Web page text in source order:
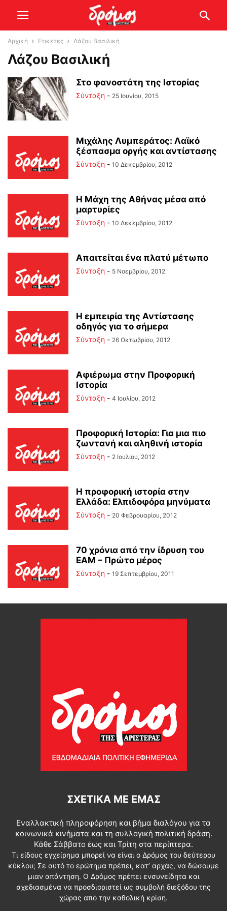
Αρχική Ετικέτες Λάζου Βασιλική
Λάζου Βασιλική
Στο φανοστάτη της Ιστορίας
Σύνταξη - 25 Ιουνίου, 2015
Μιχάλης Λυμπεράτος: Λαϊκό
ξέσπασμα οργής και αντίστασης
Σύνταξη - 10 Δεκεμβρίου, 2012
Η Μάχη της Αθήνας μέσα από
μαρτυρίες
Σύνταξη - 10 Δεκεμβρίου, 2012
Απαιτείται ένα πλατύ μέτωπο
Σύνταξη - 5 Νοεμβρίου, 2012
Η εμπειρία της Αντίστασης
οδηγός για το σήμερα
Σύνταξη - 26 Οκτωβρίου, 2012
Αφιέρωμα στην Προφορική
Ιστορία
Σύνταξη - 4 Ιουλίου, 2012
Προφορική Ιστορία: Για μια πιο
ζωντανή και αληθινή ιστορία
Σύνταξη - 2 Ιουλίου, 2012
Η προφορική ιστορία στην
Ελλάδα: Ελπιδοφόρα μηνύματα
Σύνταξη - 20 Φεβρουαρίου, 2012
70 χρόνια από την ίδρυση του
ΕΑΜ – Πρώτο μέρος
Σύνταξη - 19 Σεπτεμβρίου, 2011
ΣΧΕΤΙΚΆ ΜΕ ΕΜΆΣ
Εναλλακτική πληροφόρηση και βήμα διαλόγου για τα
κοινωνικά κινήματα και τη συλλογική πολιτική δράση.
Κάθε Σάββατο έως και Τρίτη στα περίπτερα.
Τι είδους εγχείρημα μπορεί να είναι ο Δρόμος του δεύτερου
κύκλου; Σε αυτό το ερώτημα πρέπει, κατ’ αρχάς, να δώσουμε
μιαν απάντηση. Ο Δρόμος πρέπει ενσυνείδητα και
σχεδιασμένα να προσδιοριστεί ως συμβολή διεξόδου της
χώρας από την καθολική κρίση.